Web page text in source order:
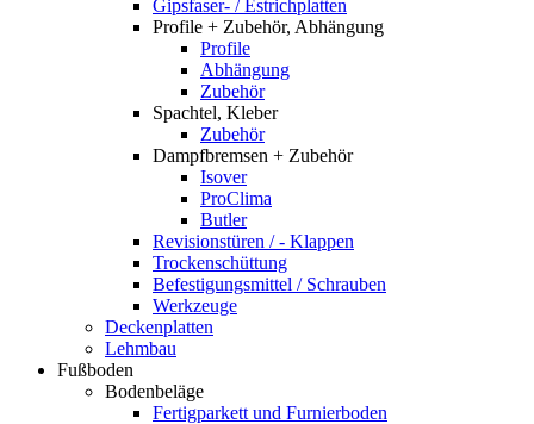
Gipsfaser- / Estrichplatten
Profile + Zubehör, Abhängung
Profile
Abhängung
Zubehör
Spachtel, Kleber
Zubehör
Dampfbremsen + Zubehör
Isover
ProClima
Butler
Revisionstüren / - Klappen
Trockenschüttung
Befestigungsmittel / Schrauben
Werkzeuge
Deckenplatten
Lehmbau
Fußboden
Bodenbeläge
Fertigparkett und Furnierboden